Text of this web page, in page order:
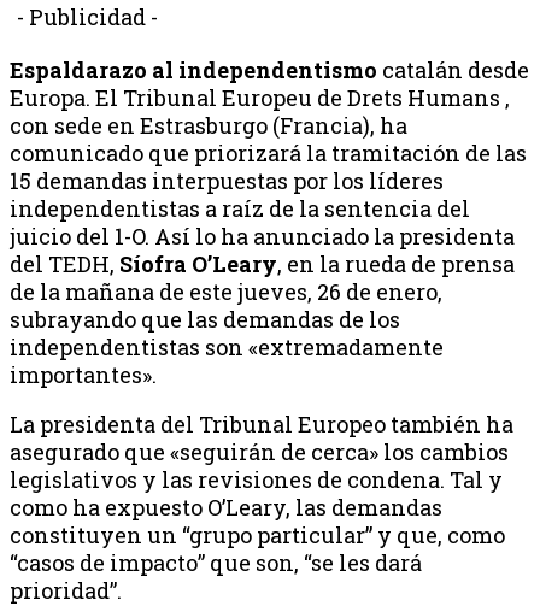
- Publicidad -
Espaldarazo al independentismo catalán desde
Europa. El Tribunal Europeu de Drets Humans ,
con sede en Estrasburgo (Francia), ha
comunicado que priorizará la tramitación de las
15 demandas interpuestas por los líderes
independentistas a raíz de la sentencia del
juicio del 1-O. Así lo ha anunciado la presidenta
del TEDH, Síofra O’Leary, en la rueda de prensa
de la mañana de este jueves, 26 de enero,
subrayando que las demandas de los
independentistas son «extremadamente
importantes».
La presidenta del Tribunal Europeo también ha
asegurado que «seguirán de cerca» los cambios
legislativos y las revisiones de condena. Tal y
como ha expuesto O’Leary, las demandas
constituyen un “grupo particular” y que, como
“casos de impacto” que son, “se les dará
prioridad”.